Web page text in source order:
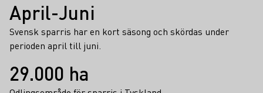
April-Juni
Svensk sparris har en kort säsong och skördas under
perioden april till juni.
29.000 ha